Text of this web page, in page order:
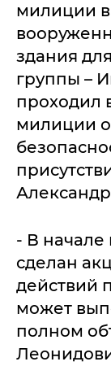
милиции
здания
группы –
проходил
милиции
- В
сделан
действий
может
полном